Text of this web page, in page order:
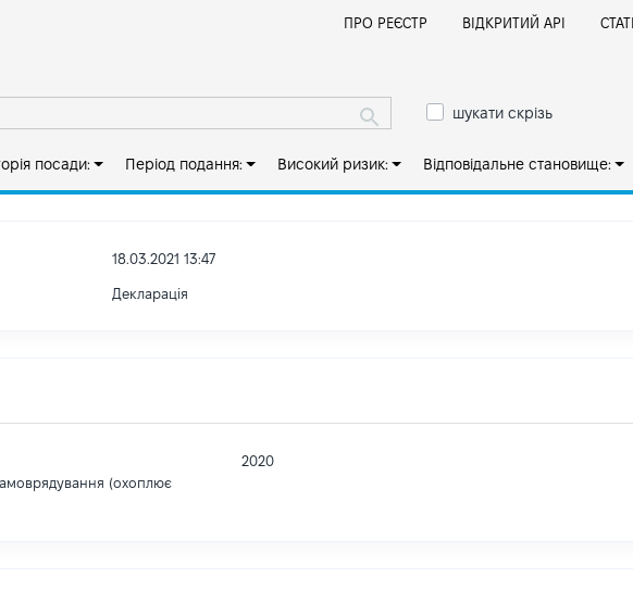
ПРО РЕЄСТР ВІДКРИТИЙ АРІ
шукати скрізь
посади: Період подання: Високий ризик: Відповідальне становище:
18.03.2021 13:47
Декларація
(охоплює
2020